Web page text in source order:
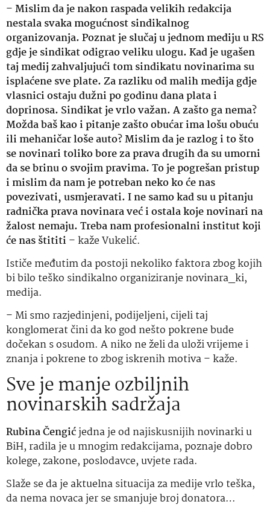
–Mislim da je nakon raspada velikih redakcija
nestala svaka mogućnost sindikalnog
organizovanja. Poznat je slučaj u jednom mediju u RS
gdje je sindikat odigrao veliku ulogu. Kad je ugašen
taj medij zahvaljujući tom sindikatu novinarima su
isplaćene sve plate. Za razliku od malih medija gdje
vlasnici ostaju dužni po godinu dana plata i
doprinosa. Sindikat je vrlo važan. A zašto ga nema?
Možda baš kao i pitanje zašto obućar ima lošu obuću
ili mehaničar loše auto? Mislim da je razlog i to što
se novinari toliko bore za prava drugih da su umorni
da se brinu o svojim pravima. To je pogrešan pristup
i mislim da nam je potreban neko ko će nas
povezivati, usmjeravati. I ne samo kad su u pitanju
radnička prava novinara već i ostala koje novinari na
žalost nemaju. Treba nam profesionalni institut koji
će nas štititi– kaže Vukelić.
Ističe međutim da postoji nekoliko faktora zbog kojih
bi bilo teško sindikalno organiziranje novinara_ki,
medija.
– Mi smo razjedinjeni, podijeljeni, cijeli taj
konglomerat čini da ko god nešto pokrene bude
dočekan s osudom. A niko ne želi da uloži vrijeme i
znanja i pokrene to zbog iskrenih motiva – kaže.
Sve je manje ozbiljnih
novinarskih sadržaja
Rubina Čengićjedna je od najiskusnijih novinarki u
BiH, radila je u mnogim redakcijama, poznaje dobro
kolege, zakone, poslodavce, uvjete rada.
Slaže se da je aktuelna situacija za medije vrlo teška,
da nema novaca jer se smanjuje broj donatora…